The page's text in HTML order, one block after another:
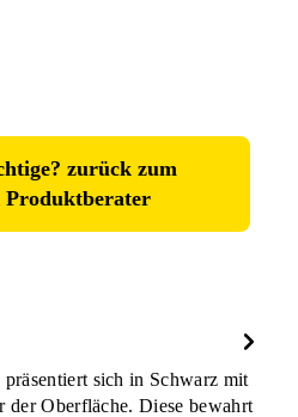
zurück zum
Produktberater
sich in Schwarz mit
der Oberfläche. Diese bewahrt